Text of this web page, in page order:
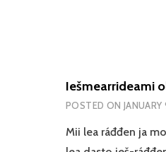
Iešmearrideami
POSTED ON
Mii lea ráđđen ja